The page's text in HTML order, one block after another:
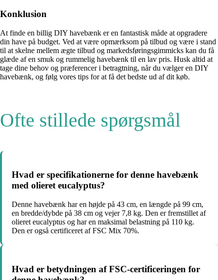
Konklusion
At finde en billig DIY havebænk er en fantastisk måde at opgradere
din have på budget. Ved at være opmærksom på tilbud og være i stand
til at skelne mellem ægte tilbud og markedsføringsgimmicks kan du få
glæde af en smuk og rummelig havebænk til en lav pris. Husk altid at
tage dine behov og præferencer i betragtning, når du vælger en DIY
havebænk, og følg vores tips for at få det bedste ud af dit køb.
Ofte stillede spørgsmål
Hvad er specifikationerne for denne havebænk
med olieret eucalyptus?
Denne havebænk har en højde på 43 cm, en længde på 99 cm,
en bredde/dybde på 38 cm og vejer 7,8 kg. Den er fremstillet af
olieret eucalyptus og har en maksimal belastning på 110 kg.
Den er også certificeret af FSC Mix 70%.
Hvad er betydningen af FSC-certificeringen for